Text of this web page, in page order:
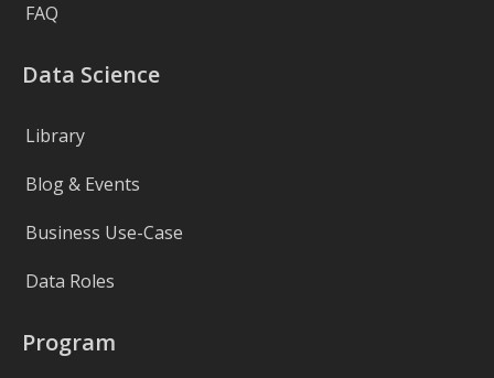
FAQ
Data Science
Library
Blog & Events
Business Use-Case
Data Roles
Program